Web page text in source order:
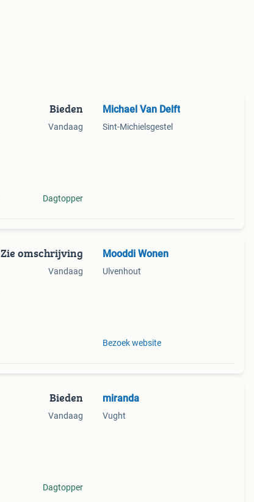
Bieden
Vandaag
Dagtopper
Michael Van Delft
Sint-Michielsgestel
Zie omschrijving
Vandaag
Mooddi Wonen
Ulvenhout
Bezoek website
Bieden
Vandaag
Dagtopper
miranda
Vught